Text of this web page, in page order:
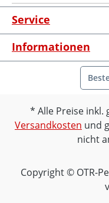
Service
Informationen
Alle Preise inkl.
Versandkosten und
nicht
Copyright © OTR-